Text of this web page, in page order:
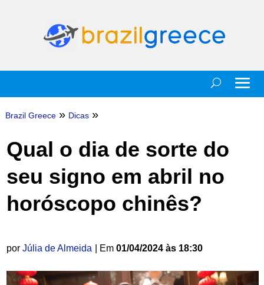
Brazil Greece » Dicas »
Qual o dia de sorte do
seu signo em abril no
horóscopo chinês?
por Júlia de Almeida | Em 01/04/2024 às 18:30